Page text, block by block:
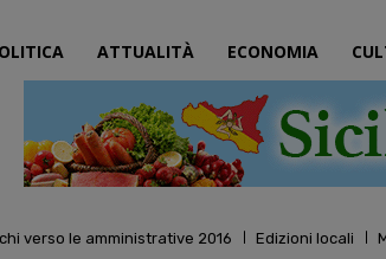
ATTUALITÀ ECONOMIA
verso le amministrative 2016 Edizioni locali